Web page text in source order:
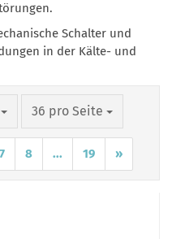
Schalter und
in der Kälte- und
36 pro Seite
pro Seite
7 8 ... 19 »